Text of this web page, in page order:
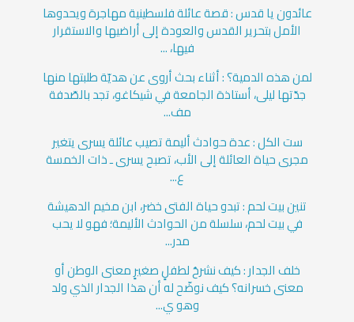
عائدون يا قدس : قصة عائلة فلسطينية مهاجرة ويحدوها
الأمل بتحرير القدس والعودة إلى أراضيها والاستقرار
فيها، ...
لمن هذه الدمية؟ : أثناء بحث أروى عن هديّة طلبتها منها
جدّتها ليلى، أستاذة الجامعة في شيكاغو، تجد بالصّدفة
مف...
ست الكل : عدة حوادث أليمة تصيب عائلة يسرى يتغير
مجرى حياة العائلة إلى الأب، تصبح يسرى ـ ذات الخمسة
ع...
تنين بيت لحم : تبدو حياة الفتى خضر، ابن مخيم الدهيشة
في بيت لحم، سلسلة من الحوادث الأليمة؛ فهو لا يحب
مدر...
خلف الجدار : كيف نشرحُ لطفلٍ صغيرٍ معنى الوطن أو
معنى خسرانه؟ كيف نوضّح له أن هذا الجدار الذي ولد
وهو ي...